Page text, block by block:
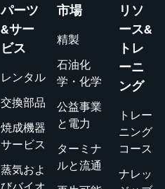
パーツ
&サー
ビス
レンタル
交換部品
焼成機器
サービス
蒸気およ
市場
精製
石油化
学・化学
公益事業
と電力
ターミナ
ルと流通
リソ
ース&
トレ
ーニ
ング
トレー
ニング
コース
ナレッ